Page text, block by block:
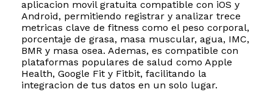
aplicacion movil gratuita compatible con iOS y
Android, permitiendo registrar y analizar trece
metricas clave de fitness como el peso corporal,
porcentaje de grasa, masa muscular, agua, IMC,
BMR y masa osea. Ademas, es compatible con
plataformas populares de salud como Apple
Health, Google Fit y Fitbit, facilitando la
integracion de tus datos en un solo lugar.